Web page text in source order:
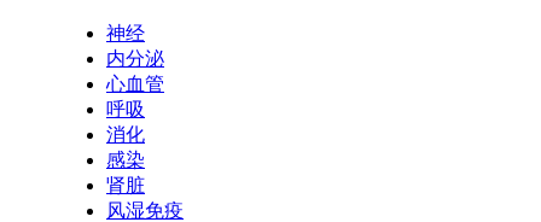
神经
内分泌
心血管
呼吸
消化
感染
肾脏
风湿免疫